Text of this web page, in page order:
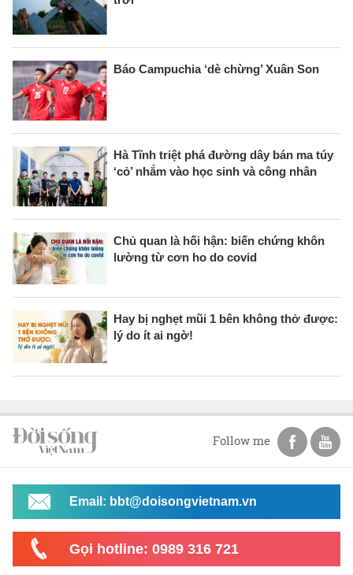
Báo Campuchia ‘dè chừng’ Xuân Son
Hà Tĩnh triệt phá đường dây bán ma túy
‘cỏ’ nhắm vào học sinh và công nhân
Chủ quan là hối hận: biến chứng khôn
lường từ cơn ho do covid
Hay bị nghẹt mũi 1 bên không thở được:
lý do ít ai ngờ!
Follow me
Email: bbt@doisongvietnam.vn
Gọi hotline: 0989 316 721